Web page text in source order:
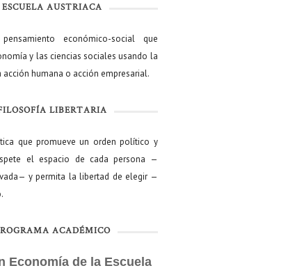
ESCUELA AUSTRIACA
económico-social que
y las ciencias sociales usando la
humana o acción empresarial.
LIBERTARIA
que promueve un orden político y
el espacio de cada persona —
y permita la libertad de elegir —
ACADÉMICO
Economía de la Escuela